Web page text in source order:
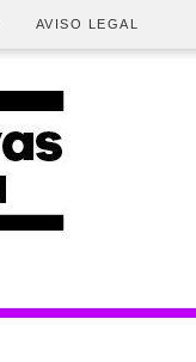
AVISO LEGAL